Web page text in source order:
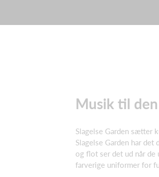
Musik til
Slagelse Garden sætter
Slagelse Garden har
og flot ser det ud når de
farverige uniformer for